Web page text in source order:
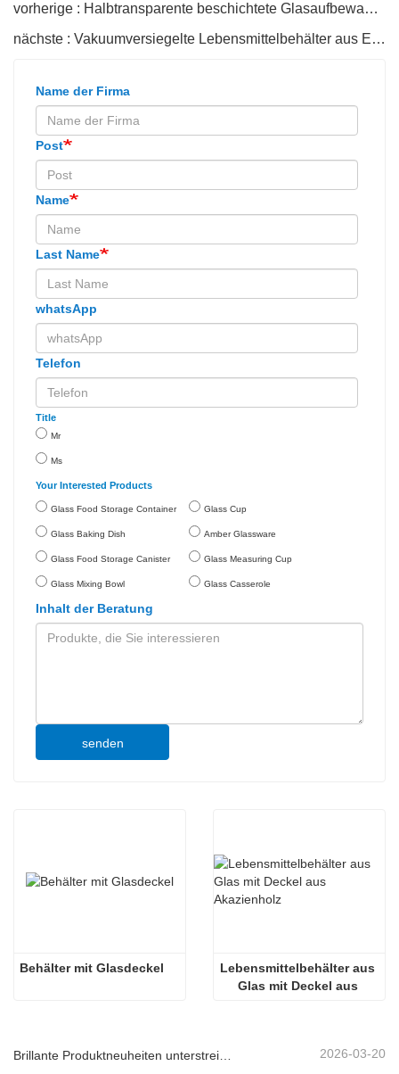
vorherige : Halbtransparente beschichtete Glasaufbewahrungsbehälter
nächste : Vakuumversiegelte Lebensmittelbehälter aus Edelstahl
Name der Firma
Post
Name
Last Name
whatsApp
Telefon
Title
Mr
Ms
Your Interested Products
Glass Food Storage Container
Glass Baking Dish
Glass Food Storage Canister
Glass Mixing Bowl
Glass Cup
Amber Glassware
Glass Measuring Cup
Glass Casserole
Inhalt der Beratung
senden
Behälter mit Glasdeckel
Lebensmittelbehälter aus
Glas mit Deckel aus
2026-03-20